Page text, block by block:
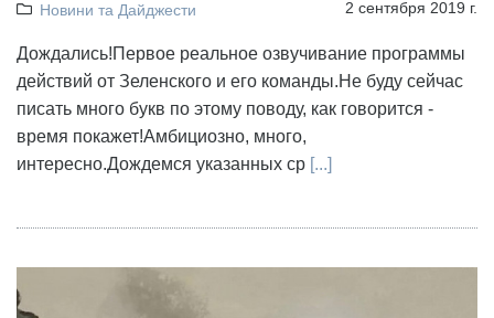
Новини та Дайджести 2 сентября 2019 г.
Дождались!Первое реальное озвучивание программы
действий от Зеленского и его команды.Не буду сейчас
писать много букв по этому поводу, как говорится -
время покажет!Амбициозно, много,
интересно.Дождемся указанных ср [...]